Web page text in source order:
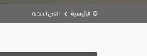
الرئيسية العين السخنة